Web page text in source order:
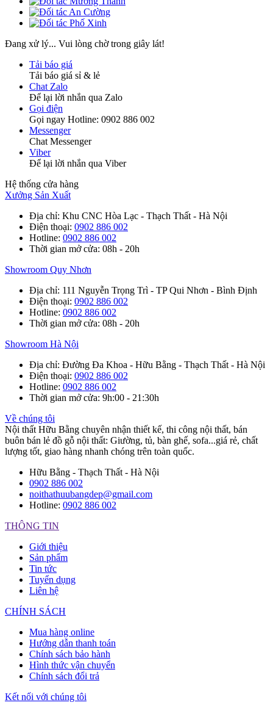
Đang xử lý... Vui lòng chờ trong giây lát!
Tải báo giá
Tải báo giá sỉ & lẻ
Chat Zalo
Để lại lời nhắn qua Zalo
Gọi điện
Gọi ngay Hotline: 0902 886 002
Messenger
Chat Messenger
Viber
Để lại lời nhắn qua Viber
Hệ thống cửa hàng
Xưởng Sản Xuất
Địa chỉ: Khu CNC Hòa Lạc - Thạch Thất - Hà Nội
Điện thoại: 0902 886 002
Hotline: 0902 886 002
Thời gian mở cửa: 08h - 20h
Showroom Quy Nhơn
Địa chỉ: 111 Nguyễn Trọng Trì - TP Qui Nhơn - Bình Định
Điện thoại: 0902 886 002
Hotline: 0902 886 002
Thời gian mở cửa: 08h - 20h
Showroom Hà Nội
Địa chỉ: Đường Đa Khoa - Hữu Bằng - Thạch Thất - Hà Nội
Điện thoại: 0902 886 002
Hotline: 0902 886 002
Thời gian mở cửa: 9h:00 - 21:30h
Về chúng tôi
Nội thất Hữu Bằng chuyên nhận thiết kế, thi công nội thất, bán
buôn bán lẻ đồ gỗ nội thất: Giường, tủ, bàn ghế, sofa...giá rẻ, chất
lượng tốt, giao hàng nhanh chóng trên toàn quốc.
Hữu Bằng - Thạch Thất - Hà Nội
0902 886 002
noithathuubangdep@gmail.com
Hotline: 0902 886 002
THÔNG TIN
Giới thiệu
Sản phẩm
Tin tức
Tuyển dụng
Liên hệ
CHÍNH SÁCH
Mua hàng online
Hướng dẫn thanh toán
Chính sách bảo hành
Hình thức vận chuyển
Chính sách đổi trả
Kết nối với chúng tôi